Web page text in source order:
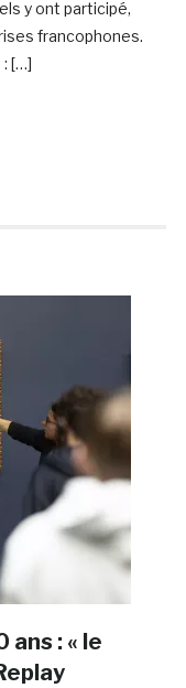
y ont participé,
francophones.
: […]
ans : « le